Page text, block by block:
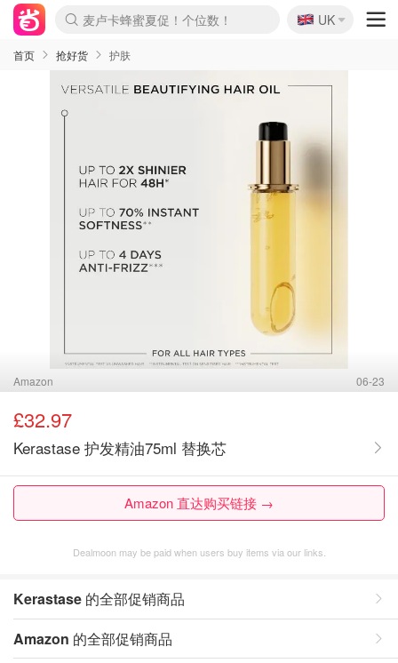
麦卢卡蜂蜜夏促！个位数！
Prada/Miu 4.8折！
啥？必胜客披萨5折！
🇬🇧
UK
首页 抢好货 护肤
Amazon 06-23
£32.97
Kerastase 护发精油75ml 替换芯
Amazon 直达购买链接 →
Dealmoon may be paid when users buy items via our links.
Kerastase 的全部促销商品
Amazon 的全部促销商品